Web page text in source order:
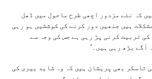
کہ نئے مزدور اچھی طرح ماحول میں ڈھل
ہیں جنھیں دور کرنے کی کوششیں ہو رہی
کی تربیت کرنی پڑ رہی ہے جس کی وجہ سے
آگے بڑھ رہی ہیں۔‘
ٹاسکر بھی پریشان ہیں کہ وہ شاید بیری کی